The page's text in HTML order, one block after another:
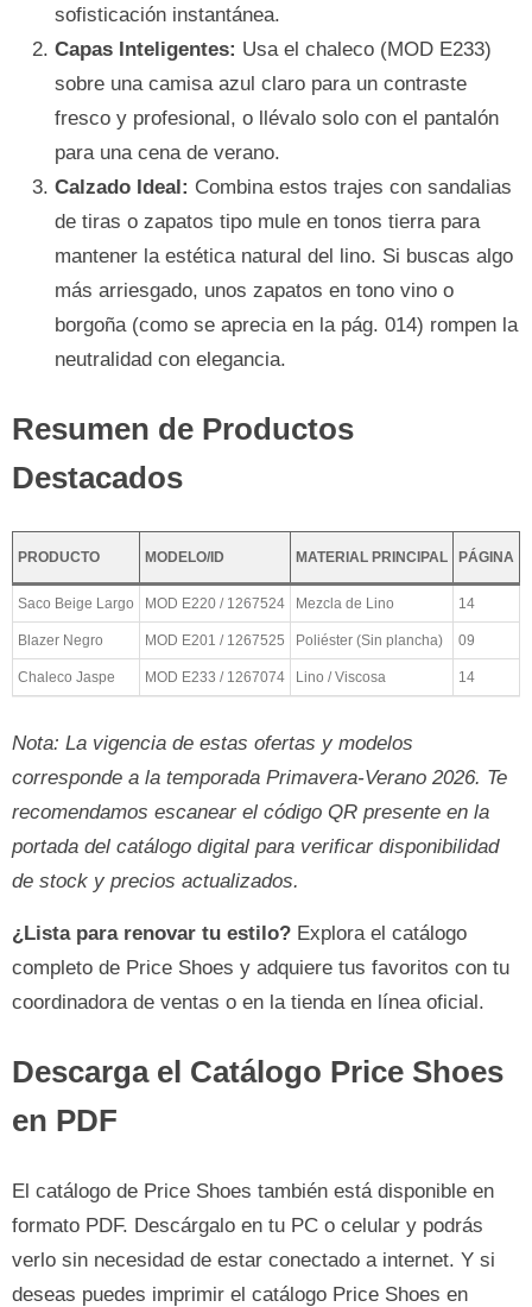
sofisticación instantánea.
Capas Inteligentes: Usa el chaleco (MOD E233)
sobre una camisa azul claro para un contraste
fresco y profesional, o llévalo solo con el pantalón
para una cena de verano.
Calzado Ideal: Combina estos trajes con sandalias
de tiras o zapatos tipo mule en tonos tierra para
mantener la estética natural del lino. Si buscas algo
más arriesgado, unos zapatos en tono vino o
borgoña (como se aprecia en la pág. 014) rompen la
neutralidad con elegancia.
Resumen de Productos
Destacados
PRODUCTO MODELO/ID MATERIAL PRINCIPAL PÁGINA
Saco Beige Largo MOD E220 / 1267524 Mezcla de Lino 14
Blazer Negro MOD E201 / 1267525 Poliéster (Sin plancha) 09
Chaleco Jaspe MOD E233 / 1267074 Lino / Viscosa 14
Nota: La vigencia de estas ofertas y modelos
corresponde a la temporada Primavera-Verano 2026. Te
recomendamos escanear el código QR presente en la
portada del catálogo digital para verificar disponibilidad
de stock y precios actualizados.
¿Lista para renovar tu estilo? Explora el catálogo
completo de Price Shoes y adquiere tus favoritos con tu
coordinadora de ventas o en la tienda en línea oficial.
Descarga el Catálogo Price Shoes
en PDF
El catálogo de Price Shoes también está disponible en
formato PDF. Descárgalo en tu PC o celular y podrás
verlo sin necesidad de estar conectado a internet. Y si
deseas puedes imprimir el catálogo Price Shoes en